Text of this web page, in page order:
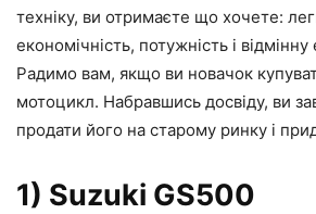
техніку, ви отримаєте що хочете:
економічність, потужність і відмінну
Радимо вам, якщо ви новачок
мотоцикл. Набравшись досвіду, ви
продати його на старому ринку і
1) Suzuki GS500